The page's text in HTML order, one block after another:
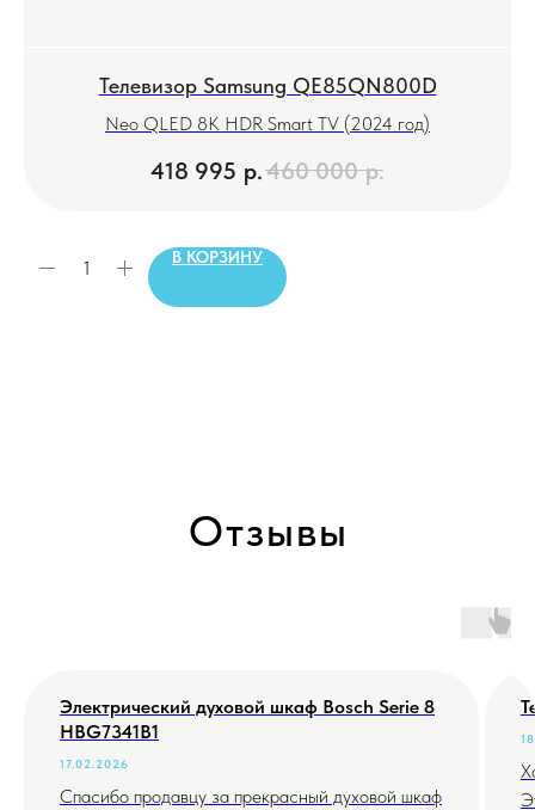
Телевизор Samsung QE85QN800D
Neo QLED 8K HDR Smart TV (2024 год)
418 995 р.460 000 р.
В КОРЗИНУ
Отзывы
Электрический духовой шкаф Bosch Serie 8
HBG7341B1
17.02.2026
Спасибо продавцу за прекрасный духовой шкаф